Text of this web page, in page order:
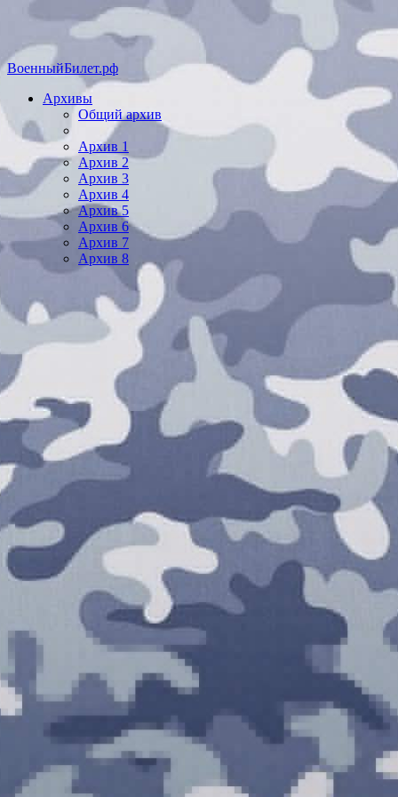
ВоенныйБилет.рф
Архивы
Общий архив
Архив 1
Архив 2
Архив 3
Архив 4
Архив 5
Архив 6
Архив 7
Архив 8